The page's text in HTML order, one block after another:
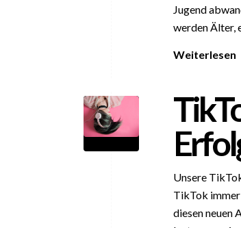
Jugend
werden Älter,
Weiterlesen
Unsere
TikTok immer
diesen neuen